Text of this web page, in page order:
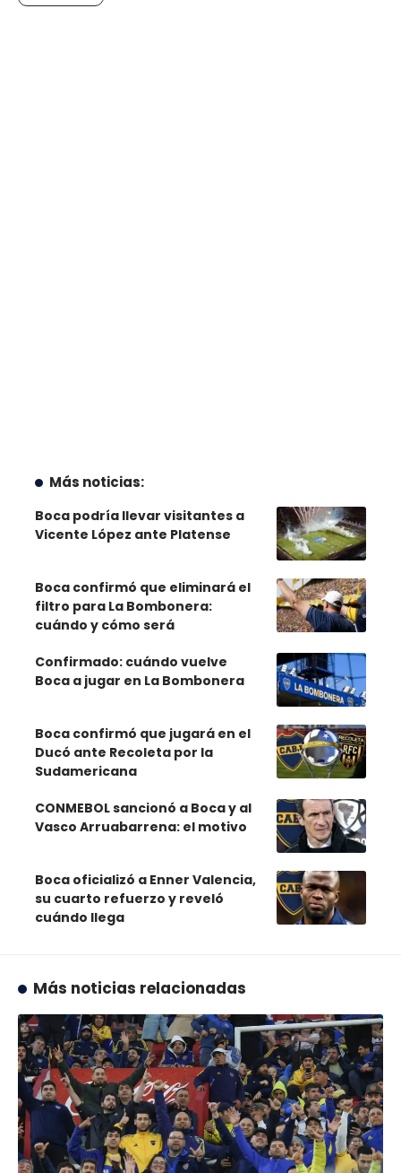
Más noticias:
Boca podría llevar visitantes a
Vicente López ante Platense
Boca confirmó que eliminará el
filtro para La Bombonera:
cuándo y cómo será
Confirmado: cuándo vuelve
Boca a jugar en La Bombonera
Boca confirmó que jugará en el
Ducó ante Recoleta por la
Sudamericana
CONMEBOL sancionó a Boca y al
Vasco Arruabarrena: el motivo
Boca oficializó a Enner Valencia,
su cuarto refuerzo y reveló
cuándo llega
Más noticias relacionadas